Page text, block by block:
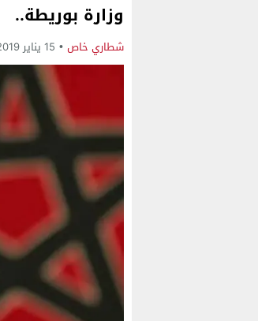
وزارة بوريطة..
شطاري خاص 15 يناير 2019